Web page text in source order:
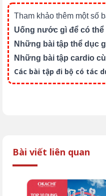
Tham khảo thêm một số
Uống nước gì để có
Những bài tập thể dục
Những bài tập cardio
Các bài tập đi bộ có tác
Bài viết liên quan